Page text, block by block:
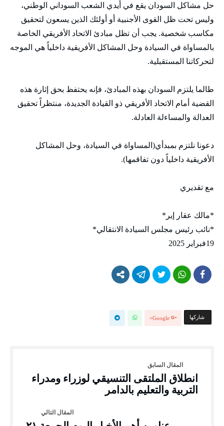
حل مشاكل السودان يقع في أيدي الشعب السوداني الوطني،
وليس تحت ظل القوى الأجنبية أو أولئك الذين يسعون لتحقيق
مكاسب شخصية. يجب أن تظل مبادئ الاتحاد الأفريقي الخاصة
بالمساواة في السيادة وحل المشاكل الأفريقية داخلياً هي الموجه
لتحركاتنا المستقبلية.
طالما يلتزم السودان بهذه المبادئ، فإنه يحتفظ بحق إثارة هذه
القضية أمام الاتحاد الأفريقي ذو القيادة الجديدة، منتظراً تحقيق
العدالة والمساءلة العادلة.
دعونا نلتزم بمبدأي(المساواة في السيادة، وحل المشاكل
الأفريقية داخلياً دون تفاقمها).
مع تقديري
*مالك عقار إير*
*نائب رئيس مجلس السيادة الانتقالي*
19فبراير 2025
‫‫ شاركها‬ Google+
انطلاق الملتقى التنسيقي لوزراء ومدراء
التربية والتعليم بالدامر